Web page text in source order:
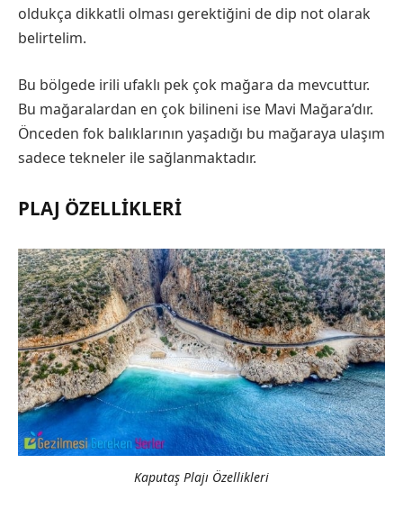
oldukça dikkatli olması gerektiğini de dip not olarak
belirtelim.
Bu bölgede irili ufaklı pek çok mağara da mevcuttur.
Bu mağaralardan en çok bilineni ise Mavi Mağara’dır.
Önceden fok balıklarının yaşadığı bu mağaraya ulaşım
sadece tekneler ile sağlanmaktadır.
PLAJ ÖZELLIKLERI
Kaputaş Plajı Özellikleri